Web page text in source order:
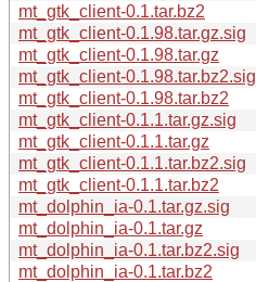
mt_gtk_client-0.1.tar.bz2
mt_gtk_client-0.1.98.tar.gz.sig
mt_gtk_client-0.1.98.tar.gz
mt_gtk_client-0.1.98.tar.bz2.sig
mt_gtk_client-0.1.98.tar.bz2
mt_gtk_client-0.1.1.tar.gz.sig
mt_gtk_client-0.1.1.tar.gz
mt_gtk_client-0.1.1.tar.bz2.sig
mt_gtk_client-0.1.1.tar.bz2
mt_dolphin_ia-0.1.tar.gz.sig
mt_dolphin_ia-0.1.tar.gz
mt_dolphin_ia-0.1.tar.bz2.sig
mt_dolphin_ia-0.1.tar.bz2